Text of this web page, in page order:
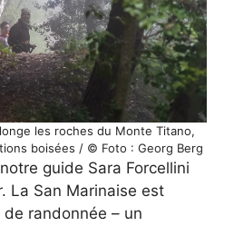
les roches du Monte Titano,
boisées / © Foto : Georg Berg
guide Sara Forcellini
La San Marinaise est
randonnée – un